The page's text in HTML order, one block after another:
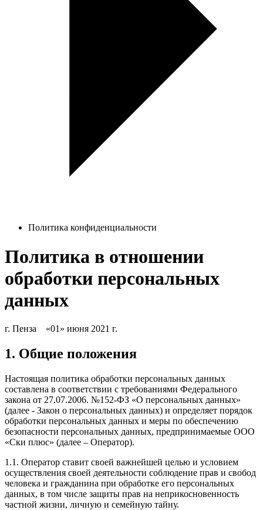
Политика конфиденциальности
Политика в отношении
обработки персональных
данных
г. Пенза «01» июня 2021 г.
1. Общие положения
Настоящая политика обработки персональных данных
составлена в соответствии с требованиями Федерального
закона от 27.07.2006. №152-ФЗ «О персональных данных»
(далее - Закон о персональных данных) и определяет порядок
обработки персональных данных и меры по обеспечению
безопасности персональных данных, предпринимаемые ООО
«Ски плюс» (далее – Оператор).
1.1. Оператор ставит своей важнейшей целью и условием
осуществления своей деятельности соблюдение прав и свобод
человека и гражданина при обработке его персональных
данных, в том числе защиты прав на неприкосновенность
частной жизни, личную и семейную тайну.